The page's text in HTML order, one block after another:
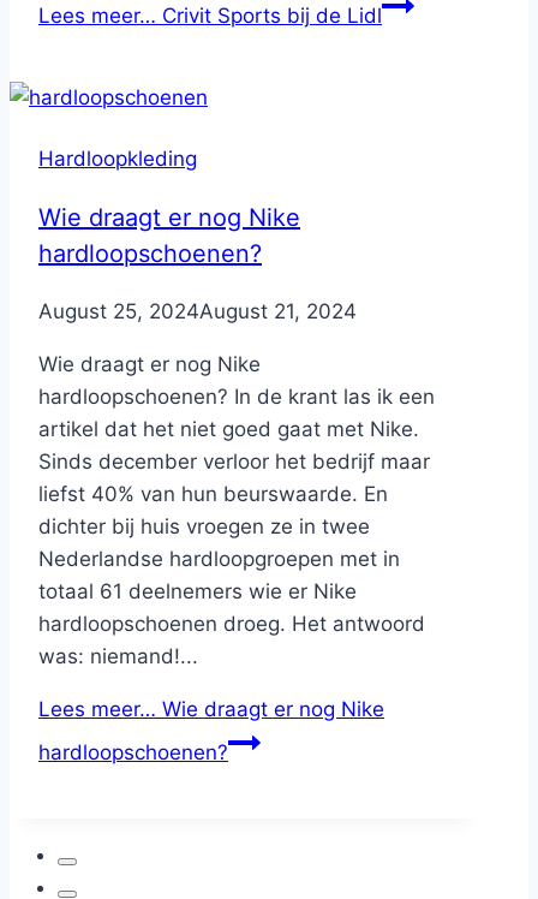
Lees meer… Crivit Sports bij de Lidl
Hardloopkleding
Wie draagt er nog Nike
hardloopschoenen?
ByNicole
August 25, 2024August 21, 2024
Wie draagt er nog Nike
hardloopschoenen? In de krant las ik een
artikel dat het niet goed gaat met Nike.
Sinds december verloor het bedrijf maar
liefst 40% van hun beurswaarde. En
dichter bij huis vroegen ze in twee
Nederlandse hardloopgroepen met in
totaal 61 deelnemers wie er Nike
hardloopschoenen droeg. Het antwoord
was: niemand!...
Lees meer… Wie draagt er nog Nike
hardloopschoenen?